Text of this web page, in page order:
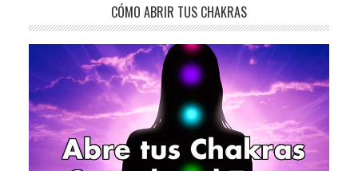
CÓMO ABRIR TUS CHAKRAS